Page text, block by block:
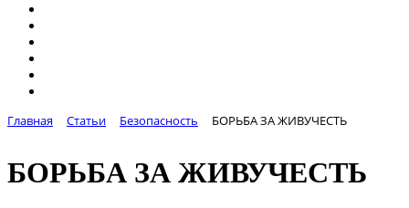
Главная Статьи Безопасность БОРЬБА ЗА ЖИВУЧЕСТЬ
БОРЬБА ЗА ЖИВУЧЕСТЬ